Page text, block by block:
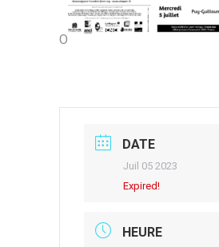
O
DATE
Juil 05 2023
Expired!
HEURE